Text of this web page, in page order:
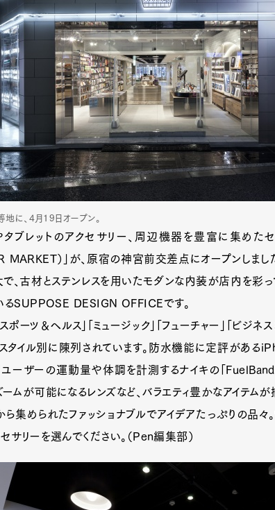
に、4月19日オープン。
タブレットのアクセサリー、周辺機器を豊富に集めたセ
MARKET）」が、原宿の神宮前交差点にオープンしまし
、古材とステンレスを用いたモダンな内装が店内を彩
るSUPPOSE DESIGN OFFICEです。
ポーツ＆ヘルス」「ミュージック」「フューチャー」「ビジネ
タイル別に陳列されています。防水機能に定評がある
ーザーの運動量や体調を計測するナイキの「FuelBand
ムが可能になるレンズなど、バラエティ豊かなアイテムが
集められたファッショナブルでアイデアたっぷりの品々
サリーを選んでください。（Pen編集部）